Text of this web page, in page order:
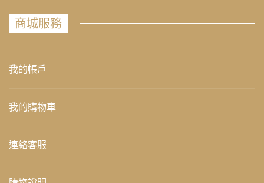
商城服務
我的帳戶
我的購物車
連絡客服